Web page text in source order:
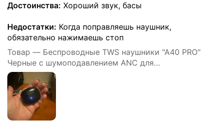
Достоинства: Хороший звук, басы
Недостатки: Когда поправляешь наушник,
обязательно нажимаешь стоп
Товар — Беспроводные TWS наушники "A40 PRO"
Черные с шумоподавлением ANC для
iPhone/Android сенсорные